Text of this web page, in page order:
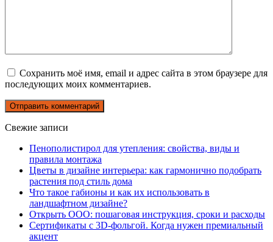
Сохранить моё имя, email и адрес сайта в этом браузере для
последующих моих комментариев.
Свежие записи
Пенополистирол для утепления: свойства, виды и
правила монтажа
Цветы в дизайне интерьера: как гармонично подобрать
растения под стиль дома
Что такое габионы и как их использовать в
ландшафтном дизайне?
Открыть ООО: пошаговая инструкция, сроки и расходы
Сертификаты с 3D-фольгой. Когда нужен премиальный
акцент